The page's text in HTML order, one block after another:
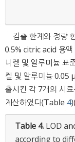
검출 한계와 정량
0.5% citric acid 용액
니켈 및 알루미늄 표
켈 및 알루미늄
출시킨 각 7개의 시
계산하였다(Table 4)(
Table 4. LOD
according to